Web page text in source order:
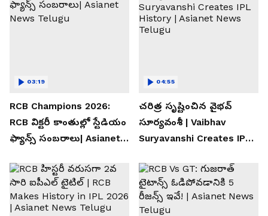
RCB Champions 2026:
RCB విక్టరీ కాంతుల్లో స్టేడియం
ఫ్యాన్స్ సంబరాలు| Asianet
03:19
చరిత్ర సృష్టించిన వైభవ్
సూర్యవంశీ | Vaibhav
Suryavanshi Creates IPL
Telugu
04:55